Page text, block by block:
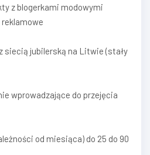
z blogerkami modowymi
siecią jubilerską na Litwie (stały
wprowadzające do przejęcia
od miesiąca) do 25 do 90